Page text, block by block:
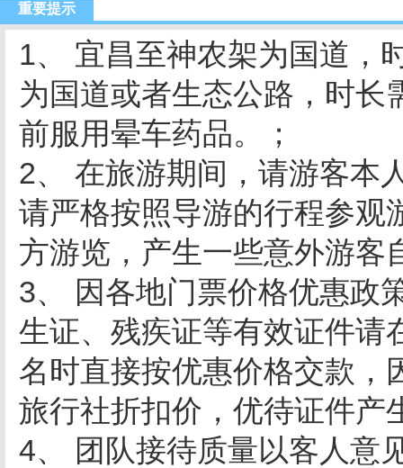
重要提示
1、 宜昌至神农架为国道，
为国道或者生态公路，时长
前服用晕车药品。；
2、 在旅游期间，请游客本
请严格按照导游的行程参观
方游览，产生一些意外游客
3、 因各地门票价格优惠政
生证、残疾证等有效证件请
名时直接按优惠价格交款，
旅行社折扣价，优待证件产
4、 团队接待质量以客人意